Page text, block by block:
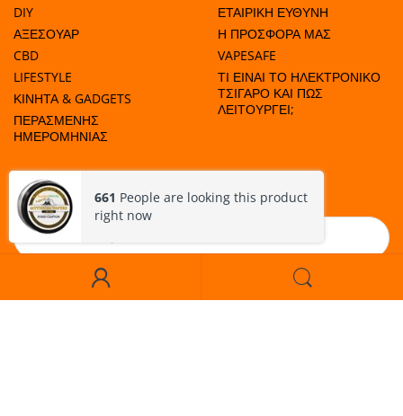
DIY
ΑΞΕΣΟΥΑΡ
CBD
LIFESTYLE
ΚΙΝΗΤΑ & GADGETS
ΠΕΡΑΣΜΕΝΗΣ
ΗΜΕΡΟΜΗΝΙΑΣ
ΕΤΑΙΡΙΚΗ ΕΥΘΥΝΗ
Η ΠΡΟΣΦΟΡΑ ΜΑΣ
VAPESAFE
ΤΙ ΕΙΝΑΙ ΤΟ ΗΛΕΚΤΡΟΝΙΚΟ
ΤΣΙΓΑΡΟ ΚΑΙ ΠΩΣ
ΛΕΙΤΟΥΡΓΕΙ;
ΜΑΘΕΤΕ ΠΟΤΕ ΕΧΟΥΜΕ ΠΡΟΣΦΟΡΕΣ!
661 People are looking this product
right now